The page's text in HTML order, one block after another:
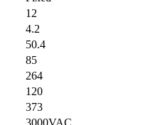
12
4.2
50.4
85
264
120
373
3000VAC